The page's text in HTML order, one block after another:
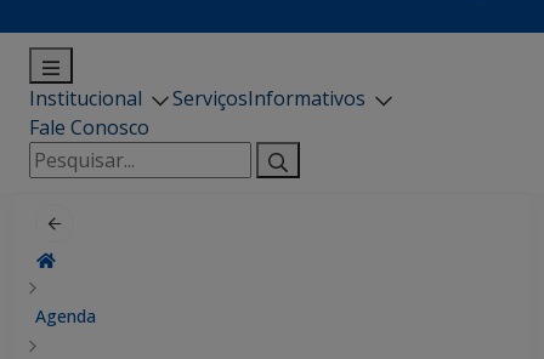
Institucional ServiçosInformativos
Fale Conosco
Pesquisar
por:
Agenda